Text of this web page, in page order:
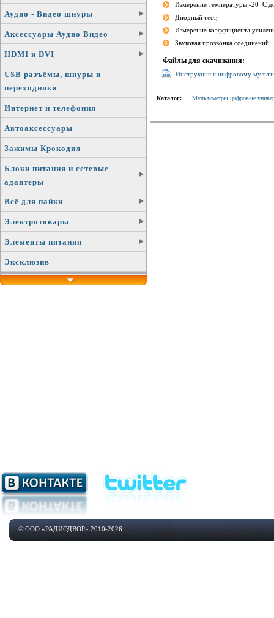
Аудио - Видео шнуры
Аксессуары Аудио Видео
HDMI и DVI
USB разъёмы, шнуры и
переходники
Интернет и телефония
Автоаксессуары
Зажимы Крокодил
Блоки питания и сетевые
адаптеры
Всё для пайки
Электротовары
Элементы питания
Эксклюзив
Измерение температуры:-20 ºC
Диодный тест,
Измерение коэффициента
Звуковая прозвонка соединений
Файлы для скачивания:
Инструкция к цифровому
Каталог: Мультиметры цифровые
© ООО «РАДИОДВОР» 2010-2026